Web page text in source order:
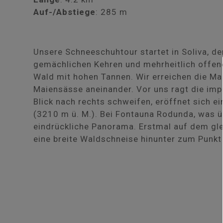
Auf-/Abstiege: 285 m
Unsere Schneeschuhtour startet in Soliva,
gemächlichen Kehren und mehrheitlich
Wald mit hohen Tannen. Wir erreichen die
Maiensässe aneinander. Vor uns ragt die
Blick nach rechts schweifen, eröffnet sich
(3210 m ü. M.). Bei Fontauna Rodunda,
eindrückliche Panorama. Erstmal auf dem
eine breite Waldschneise hinunter zum